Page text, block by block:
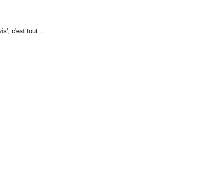
c'est tout...